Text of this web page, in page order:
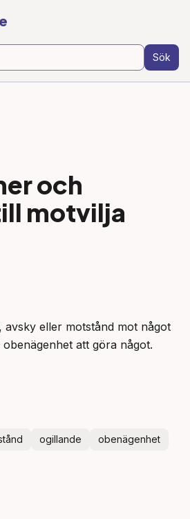
Sök
och
motvilja
avsky eller motstånd mot något
att göra något.
ogillande
obenägenhet